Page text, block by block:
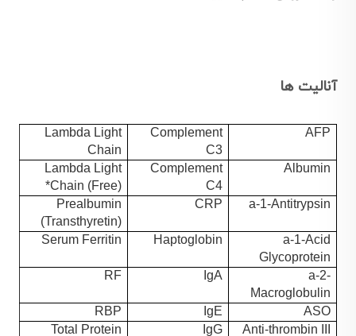
آنالیت ها
AFP
Complement
C3
Lambda Light
Chain
Albumin
Complement
C4
Lambda Light
Chain (Free)*
a-1-Antitrypsin
CRP
Prealbumin
(Transthyretin)
a-1-Acid
Glycoprotein
Haptoglobin
Serum Ferritin
a-2-
Macroglobulin
IgA
RF
ASO
IgE
RBP
Anti-thrombin III
IgG
Total Protein